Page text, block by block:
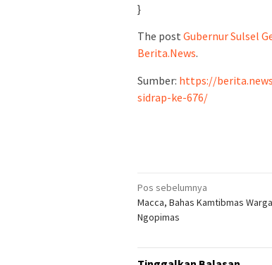
}
The post Gubernur Sulsel
Berita.News.
Sumber: https://
sidrap-ke-676/
Navigasi
pos
Pos sebelumnya
Macca, Bahas Kamtibmas
Ngopimas